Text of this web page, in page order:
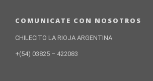
COMUNICATE CON NOSOTROS
CHILECITO LA RIOJA ARGENTINA
+(54) 03825 – 422083